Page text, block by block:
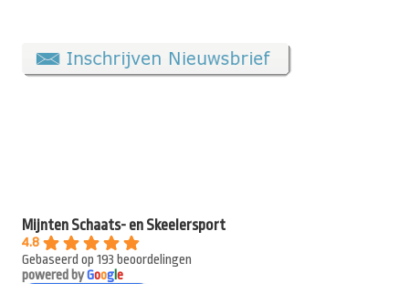
Mijnten Schaats- en Skeelersport
4.8
Gebaseerd op 193 beoordelingen
powered byGooge